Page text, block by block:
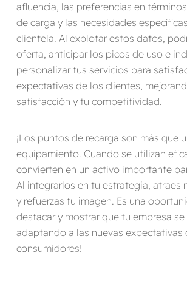
afluencia, las preferencias en
de carga y las necesidades
clientela. Al explotar estos datos,
oferta, anticipar los picos de uso e
personalizar tus servicios para
expectativas de los clientes,
satisfacción y tu competitividad.
¡Los puntos de recarga son más que
equipamiento. Cuando se utilizan
convierten en un activo importante
Al integrarlos en tu estrategia, atraes
y refuerzas tu imagen. Es una
destacar y mostrar que tu empresa se
adaptando a las nuevas expectativas
consumidores!